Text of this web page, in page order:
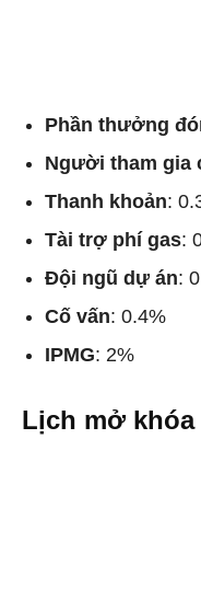
Phần thưởng
Người tham gia
Thanh khoản:
Tài trợ phí gas:
Đội ngũ dự án:
Cố vấn: 0.4%
IPMG: 2%
Lịch mở khóa